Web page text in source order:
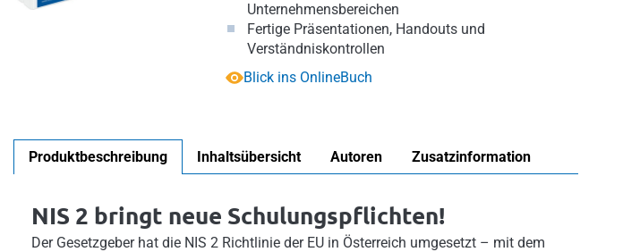
Unternehmensbereichen
Fertige Präsentationen, Handouts und
Verständniskontrollen
Blick ins OnlineBuch
Produktbeschreibung Inhaltsübersicht Autoren Zusatzinformation
NIS 2 bringt neue Schulungspflichten!
Der Gesetzgeber hat die NIS 2 Richtlinie der EU in Österreich umgesetzt – mit dem